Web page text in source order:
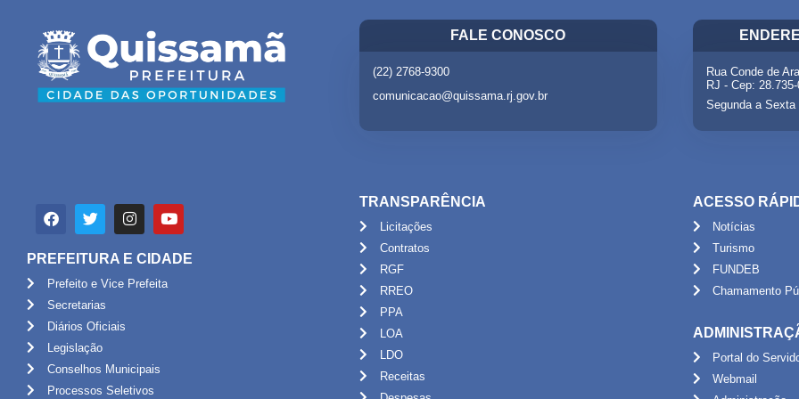
FALE CONOSCO
(22) 2768-9300
comunicacao@quissama.rj.gov.br
Rua Conde de
RJ - Cep: 28.735-
Segunda a
PREFEITURA E CIDADE
Prefeito e Vice Prefeita
Secretarias
Diários Oficiais
Legislação
Conselhos Municipais
Processos Seletivos
TRANSPARÊNCIA
Licitações
Contratos
RGF
RREO
PPA
LOA
LDO
Receitas
ACESSO
Notícias
Turismo
FUNDEB
Chamamento
Portal do
Webmail